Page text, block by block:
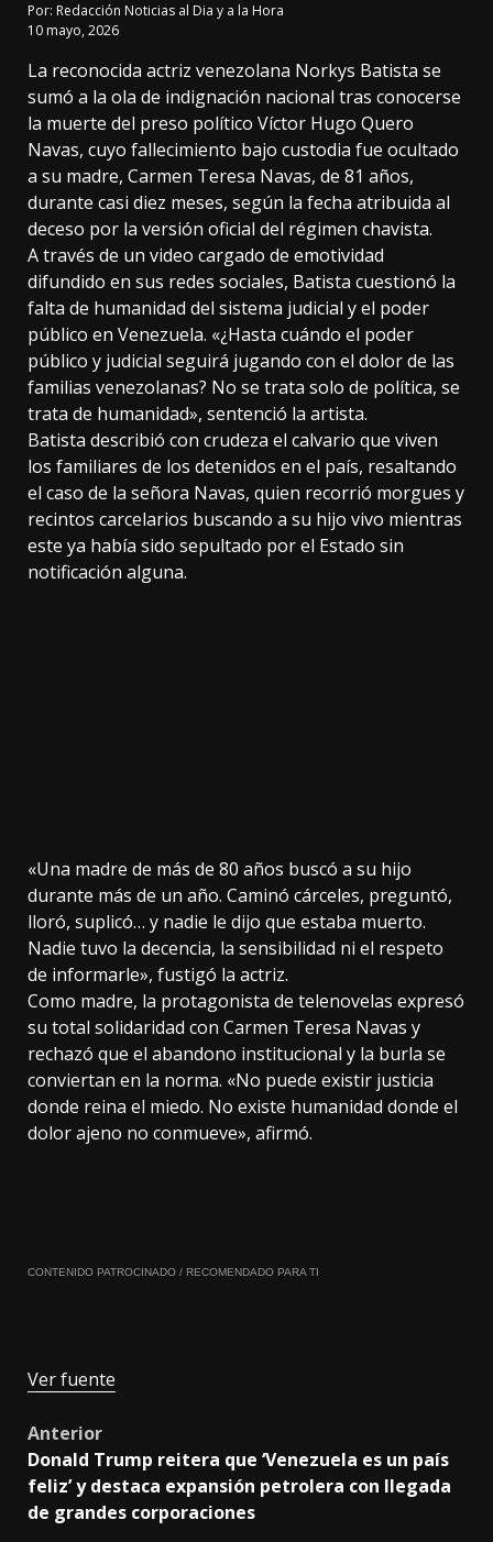
Por: Redacción Noticias al Dia y a la Hora
10 mayo, 2026
La reconocida actriz venezolana Norkys Batista se
sumó a la ola de indignación nacional tras conocerse
la muerte del preso político Víctor Hugo Quero
Navas, cuyo fallecimiento bajo custodia fue ocultado
a su madre, Carmen Teresa Navas, de 81 años,
durante casi diez meses, según la fecha atribuida al
deceso por la versión oficial del régimen chavista.
A través de un video cargado de emotividad
difundido en sus redes sociales, Batista cuestionó la
falta de humanidad del sistema judicial y el poder
público en Venezuela. «¿Hasta cuándo el poder
público y judicial seguirá jugando con el dolor de las
familias venezolanas? No se trata solo de política, se
trata de humanidad», sentenció la artista.
Batista describió con crudeza el calvario que viven
los familiares de los detenidos en el país, resaltando
el caso de la señora Navas, quien recorrió morgues y
recintos carcelarios buscando a su hijo vivo mientras
este ya había sido sepultado por el Estado sin
notificación alguna.
«Una madre de más de 80 años buscó a su hijo
durante más de un año. Caminó cárceles, preguntó,
lloró, suplicó… y nadie le dijo que estaba muerto.
Nadie tuvo la decencia, la sensibilidad ni el respeto
de informarle», fustigó la actriz.
Como madre, la protagonista de telenovelas expresó
su total solidaridad con Carmen Teresa Navas y
rechazó que el abandono institucional y la burla se
conviertan en la norma. «No puede existir justicia
donde reina el miedo. No existe humanidad donde el
dolor ajeno no conmueve», afirmó.
CONTENIDO PATROCINADO / RECOMENDADO PARA TI
Ver fuente
Post
navigation
Anterior
Donald Trump reitera que ‘Venezuela es un país
feliz’ y destaca expansión petrolera con llegada
de grandes corporaciones